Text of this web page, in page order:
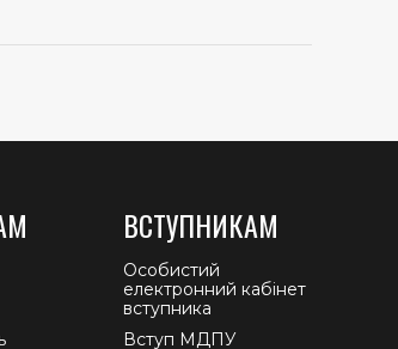
ВСТУПНИКАМ
Особистий
електронний кабінет
вступника
Вступ МДПУ